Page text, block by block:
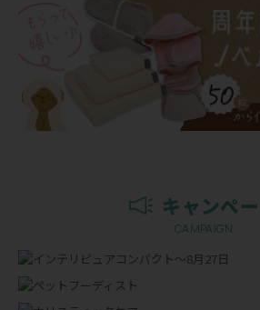
キャンペ
CAMPAIGN